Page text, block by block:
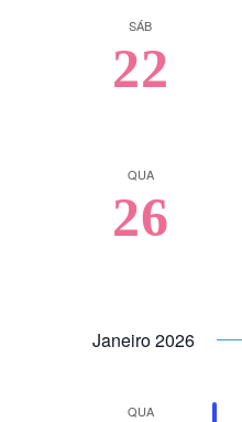
SÁB
22
QUA
26
Janeiro 2026
QUA